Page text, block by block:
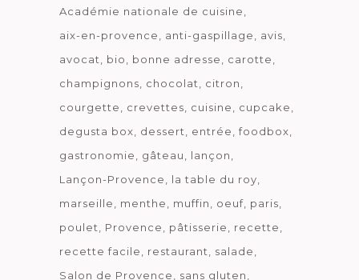
Académie nationale de cuisine
aix-en-provence
anti-gaspillage
avis
avocat
bio bonne adresse
carotte
champignons
chocolat
citron
courgette
crevettes cuisine
cupcake
degusta box
dessert entrée
foodbox
gastronomie
gâteau
lançon
Lançon-Provence
la table du roy
marseille
menthe muffin oeuf paris
poulet
Provence pâtisserie
recette
recette facile
restaurant
salade
Salon de Provence
sans gluten